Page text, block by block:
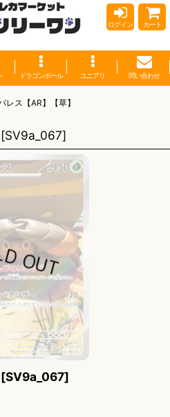
ログイン カート
ドラゴンボール ユニアリ 問い合わせ
レス【AR】【草】
[SV9a_067]
[SV9a_067]